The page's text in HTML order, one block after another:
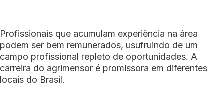
Profissionais que acumulam experiência na área
podem ser bem remunerados, usufruindo de um
campo profissional repleto de oportunidades. A
carreira do agrimensor é promissora em diferentes
locais do Brasil.